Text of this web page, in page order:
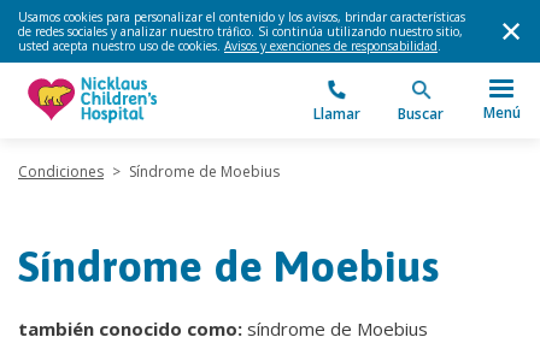
Usamos cookies para personalizar el contenido y los avisos, brindar características
de redes sociales y analizar nuestro tráfico. Si continúa utilizando nuestro sitio,
usted acepta nuestro uso de cookies. Avisos y exenciones de responsabilidad.
Llamar Buscar Menú
Condiciones > Síndrome de Moebius
Síndrome de Moebius
también conocido como: síndrome de Moebius